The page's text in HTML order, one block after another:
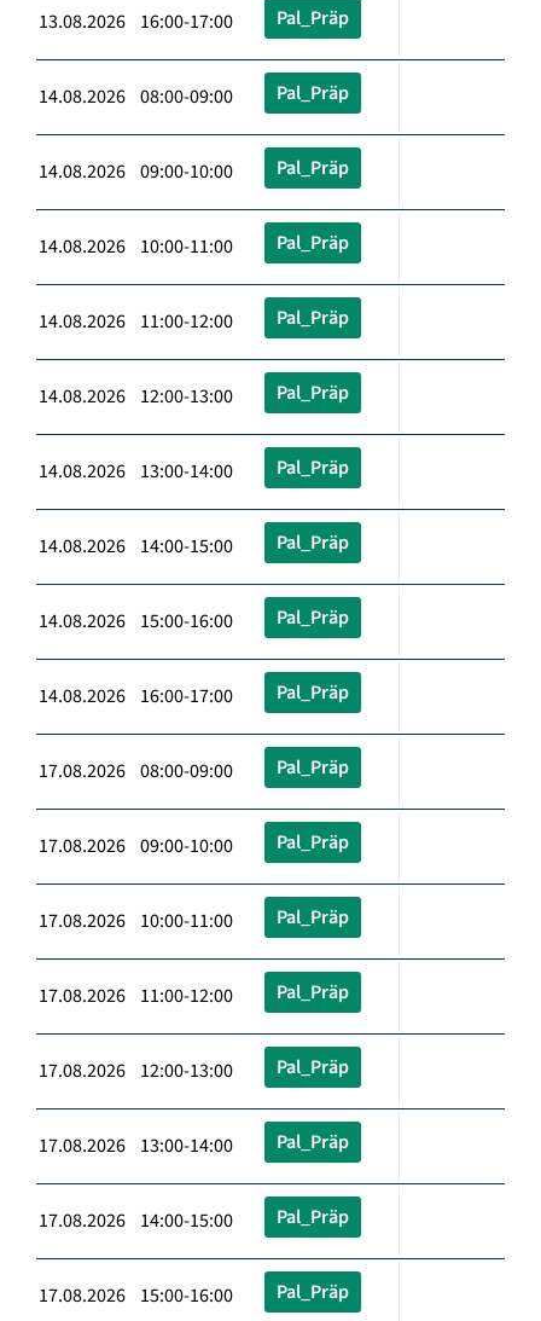
13.08.2026 16:00-17:00 Pal_Präp
14.08.2026 08:00-09:00 Pal_Präp
14.08.2026 09:00-10:00 Pal_Präp
14.08.2026 10:00-11:00 Pal_Präp
14.08.2026 11:00-12:00 Pal_Präp
14.08.2026 12:00-13:00 Pal_Präp
14.08.2026 13:00-14:00 Pal_Präp
14.08.2026 14:00-15:00 Pal_Präp
14.08.2026 15:00-16:00 Pal_Präp
14.08.2026 16:00-17:00 Pal_Präp
17.08.2026 08:00-09:00 Pal_Präp
17.08.2026 09:00-10:00 Pal_Präp
17.08.2026 10:00-11:00 Pal_Präp
17.08.2026 11:00-12:00 Pal_Präp
17.08.2026 12:00-13:00 Pal_Präp
17.08.2026 13:00-14:00 Pal_Präp
17.08.2026 14:00-15:00 Pal_Präp
17.08.2026 15:00-16:00 Pal_Präp